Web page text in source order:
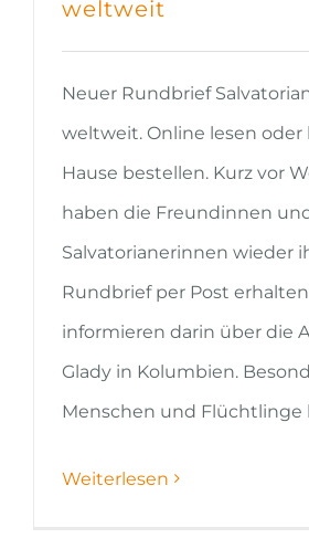
weltweit
Neuer Rundbrief
weltweit. Online lesen
Hause bestellen. Kurz vor
haben die Freundinnen
Salvatorianerinnen wieder
Rundbrief per Post
informieren darin über die
Glady in Kolumbien.
Menschen und Flüchtlinge
Weiterlesen